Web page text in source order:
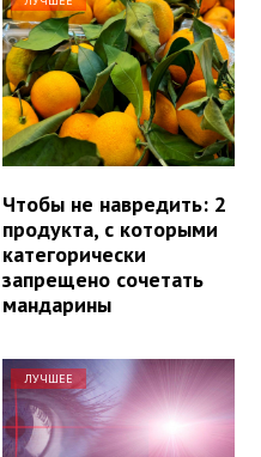
Чтобы не навредить: 2
продукта, с которыми
категорически
запрещено сочетать
мандарины
ЛУЧШЕЕ